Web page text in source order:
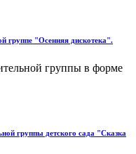
группе "Осенняя дискотека".
группы в форме
группы детского сада "Сказка